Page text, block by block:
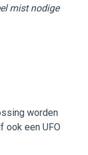
mist nodige
worden
ook een UFO